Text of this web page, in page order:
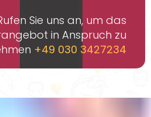
Sie uns an, um das
in Anspruch zu
+49 030 3427234